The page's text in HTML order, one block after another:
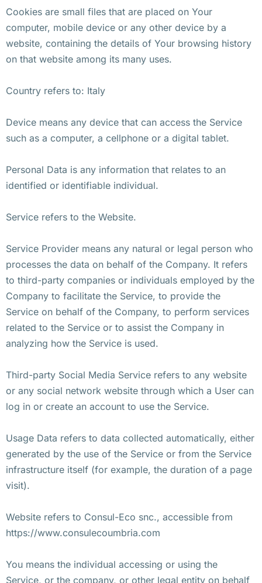
Cookies are small files that are placed on Your
computer, mobile device or any other device by a
website, containing the details of Your browsing history
on that website among its many uses.
Country refers to: Italy
Device means any device that can access the Service
such as a computer, a cellphone or a digital tablet.
Personal Data is any information that relates to an
identified or identifiable individual.
Service refers to the Website.
Service Provider means any natural or legal person who
processes the data on behalf of the Company. It refers
to third-party companies or individuals employed by the
Company to facilitate the Service, to provide the
Service on behalf of the Company, to perform services
related to the Service or to assist the Company in
analyzing how the Service is used.
Third-party Social Media Service refers to any website
or any social network website through which a User can
log in or create an account to use the Service.
Usage Data refers to data collected automatically, either
generated by the use of the Service or from the Service
infrastructure itself (for example, the duration of a page
visit).
Website refers to Consul-Eco snc., accessible from
https://www.consulecoumbria.com
You means the individual accessing or using the
Service, or the company, or other legal entity on behalf